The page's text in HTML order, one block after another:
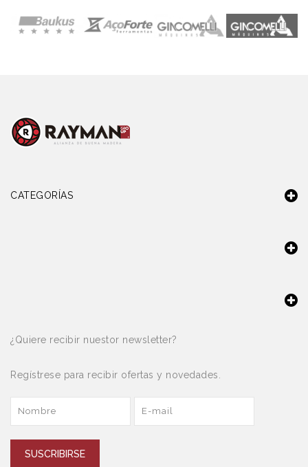
CATEGORÍAS
¿Quiere recibir nuestor newsletter?
Regístrese para recibir ofertas y novedades.
SUSCRIBIRSE